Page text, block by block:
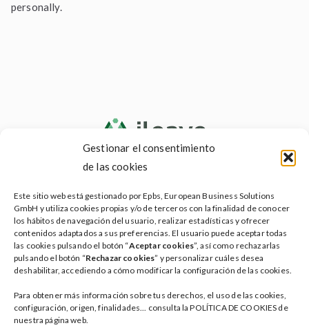
Gestionar el consentimiento
de las cookies
Este sitio web está gestionado por Epbs, European Business Solutions
GmbH y utiliza cookies propias y/o de terceros con la finalidad de conocer
los hábitos de navegación del usuario, realizar estadísticas y ofrecer
contenidos adaptados a sus preferencias. El usuario puede aceptar todas
las cookies pulsando el botón “Aceptar cookies”, así como rechazarlas
pulsando el botón “Rechazar cookies” y personalizar cuáles desea
deshabilitar, accediendo a cómo modificar la configuración de las cookies.
Para obtener más información sobre tus derechos, el uso de las cookies,
configuración, origen, finalidades... consulta la POLÍTICA DE COOKIES de
nuestra página web.
personally.
Testamento vital
Servicios ileave
Planes
Blog